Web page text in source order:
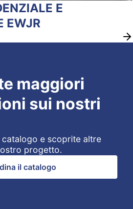
E
EWJR
maggiori
sui nostri
e scoprite altre
progetto.
il catalogo